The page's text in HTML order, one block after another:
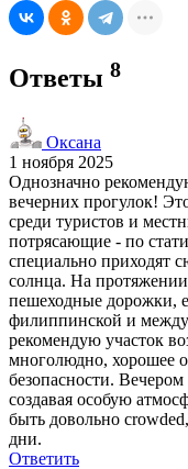
Ответы 8
Оксана
1 ноября 2025
Однозначно
вечерних прогулок!
среди туристов и
потрясающие - по
специально приходят
солнца. На
пешеходные дорожки,
филиппинской и
рекомендую участок
многолюдно, хорошее
безопасности.
создавая особую
быть довольно
дни.
Ответить